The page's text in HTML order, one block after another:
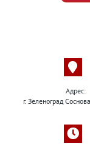
Адрес:
г. Зеленоград